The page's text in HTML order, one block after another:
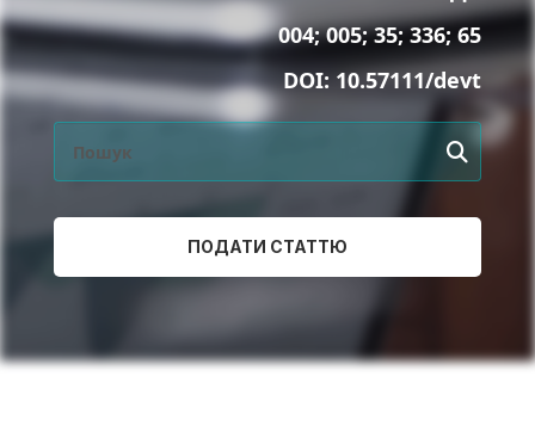
004; 005; 35; 336; 65
DOI:10.57111/devt
ПОДАТИ СТАТТЮ